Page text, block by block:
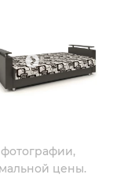
цены.